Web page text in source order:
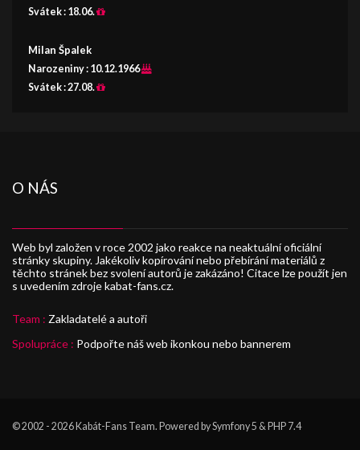
Svátek : 18.06.
Milan Špalek
Narozeniny : 10.12.1966
Svátek :27.08.
O NÁS
Web byl založen v roce 2002 jako reakce na neaktuální oficiální
stránky skupiny. Jakékoliv kopírování nebo přebírání materiálů z
těchto stránek bez svolení autorů je zakázáno! Citace lze použít jen
s uvedením zdroje kabat-fans.cz.
Team : Zakladatelé a autoři
Spolupráce : Podpořte náš web ikonkou nebo bannerem
© 2002 - 2026 Kabát-Fans Team. Powered by Symfony 5 & PHP 7.4